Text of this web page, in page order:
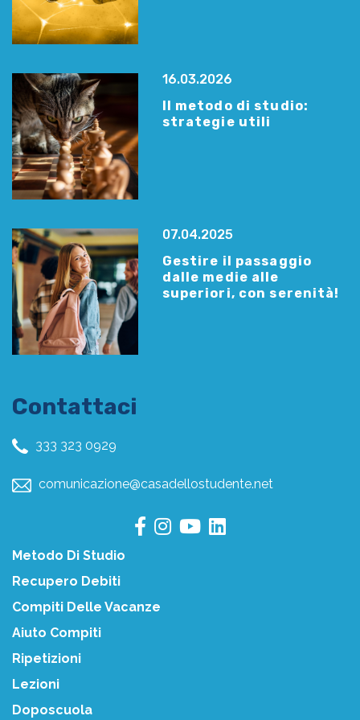
16.03.2026
Il metodo di studio:
strategie utili
07.04.2025
Gestire il passaggio
dalle medie alle
superiori, con serenità!
Contattaci
333 323 0929
comunicazione@casadellostudente.net
Metodo Di Studio
Recupero Debiti
Compiti Delle Vacanze
Aiuto Compiti
Ripetizioni
Lezioni
Doposcuola